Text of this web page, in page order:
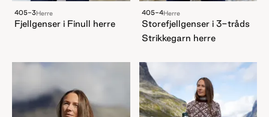
405-3Herre
Fjellgenser i Finull herre
405-4Herre
Storefjellgenser i 3-tråds
Strikkegarn herre